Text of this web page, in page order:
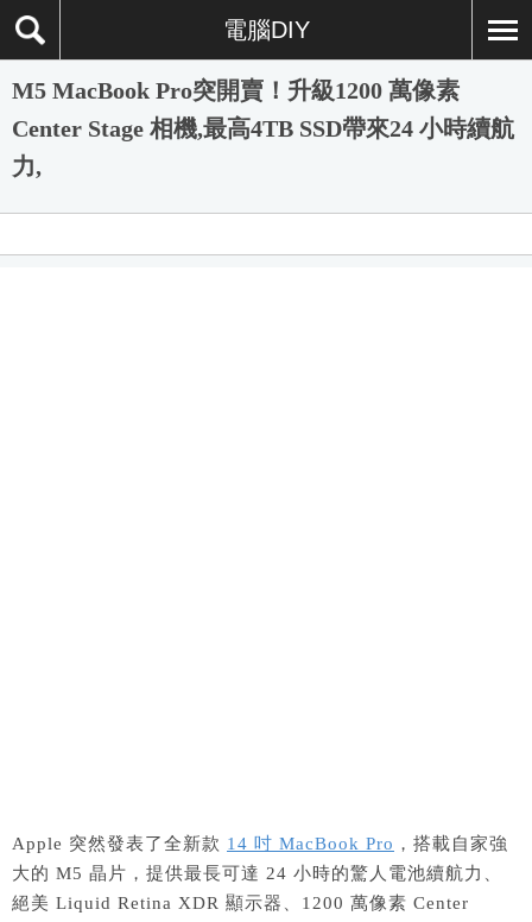
電腦DIY
M5 MacBook Pro突開賣！升級1200 萬像素
Center Stage 相機,最高4TB SSD帶來24 小時續航
力,
Apple 突然發表了全新款 14 吋 MacBook Pro ，搭載自家強
大的 M5 晶片，提供最長可達 24 小時的驚人電池續航力、
絕美 Liquid Retina XDR 顯示器、1200 萬像素 Center